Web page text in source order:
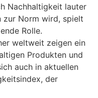
Nachhaltigkeit lauter
zur Norm wird, spielt
Rolle.
weltweit zeigen ein
Produkten und
auch in aktuellen
der